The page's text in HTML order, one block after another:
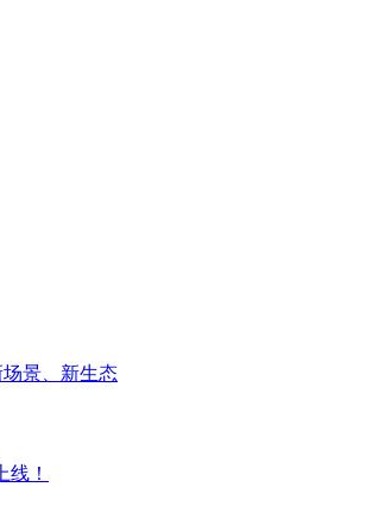
景、新生态
！